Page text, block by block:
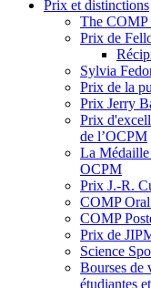
Prix et distinctions
The COMP
Prix de
Sylvia
Prix de la
Prix Jerry
Prix
de l’OCPM
La
OCPM
Prix J.-R.
COMP
COMP
Prix de
Science
Bourses de
étudiantes